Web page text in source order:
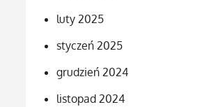
luty 2025
styczeń 2025
grudzień 2024
listopad 2024